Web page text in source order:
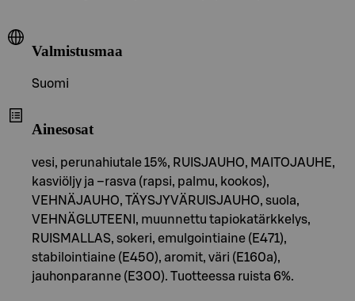
Valmistusmaa
Suomi
Ainesosat
vesi, perunahiutale 15%, RUISJAUHO, MAITOJAUHE,
kasviöljy ja –rasva (rapsi, palmu, kookos),
VEHNÄJAUHO, TÄYSJYVÄRUISJAUHO, suola,
VEHNÄGLUTEENI, muunnettu tapiokatärkkelys,
RUISMALLAS, sokeri, emulgointiaine (E471),
stabilointiaine (E450), aromit, väri (E160a),
jauhonparanne (E300). Tuotteessa ruista 6%.